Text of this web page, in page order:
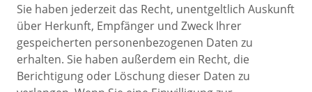
Sie haben jederzeit das Recht, unentgeltlich Auskunft
über Herkunft, Empfänger und Zweck Ihrer
gespeicherten personenbezogenen Daten zu
erhalten. Sie haben außerdem ein Recht, die
Berichtigung oder Löschung dieser Daten zu